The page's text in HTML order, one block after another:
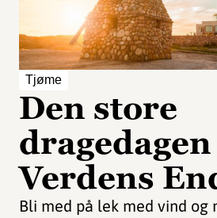
Tjøme
Den store
Verdens
Bli med på lek med vind og